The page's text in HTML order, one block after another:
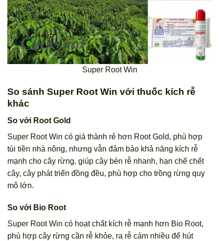
Super Root Win
So sánh Super Root Win với thuốc kích rễ
khác
So với Root Gold
Super Root Win có giá thành rẻ hơn Root Gold, phù hợp
túi tiền nhà nông, nhưng vẫn đảm bảo khả năng kích rễ
mạnh cho cây rừng, giúp cây bén rễ nhanh, hạn chế chết
cây, cây phát triển đồng đều, phù hợp cho trồng rừng quy
mô lớn.
So với Bio Root
Super Root Win có hoạt chất kích rễ mạnh hơn Bio Root,
phù hợp cây rừng cần rễ khỏe, ra rễ cám nhiều để hút